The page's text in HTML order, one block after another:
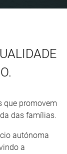
que promovem
das famílias.
autónoma
a